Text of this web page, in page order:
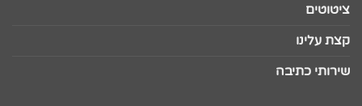
ציטוטים
קצת עלינו
שירותי כתיבה